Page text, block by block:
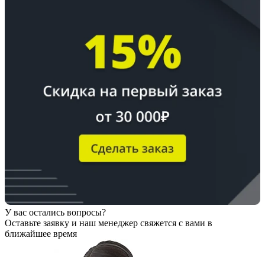
У вас остались вопросы?
Оставьте заявку и наш менеджер свяжется с вами в
ближайшее время